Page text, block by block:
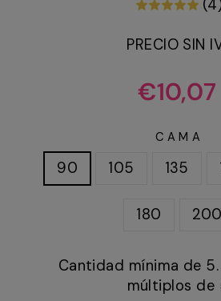
PRECIO SIN
Precio
habitual
€10,07
CAMA
90 105 135
180 200
Cantidad mínima de
múltiplos de